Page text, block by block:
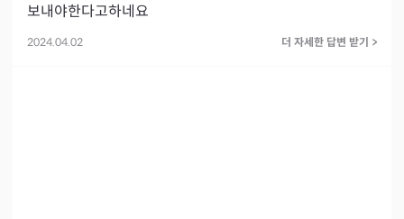
보내야한다고하네요
2024.04.02 더 자세한 답변 받기 >